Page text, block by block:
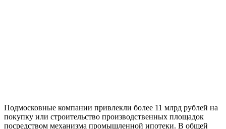
Подмосковные компании привлекли более 11 млрд рублей на
покупку или строительство производственных площадок
посредством механизма промышленной ипотеки. В общей